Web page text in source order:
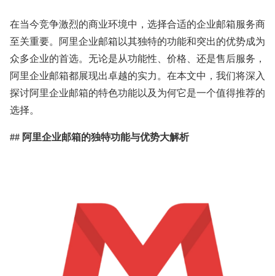
在当今竞争激烈的商业环境中，选择合适的企业邮箱服务商
至关重要。阿里企业邮箱以其独特的功能和突出的优势成为
众多企业的首选。无论是从功能性、价格、还是售后服务，
阿里企业邮箱都展现出卓越的实力。在本文中，我们将深入
探讨阿里企业邮箱的特色功能以及为何它是一个值得推荐的
选择。
## 阿里企业邮箱的独特功能与优势大解析